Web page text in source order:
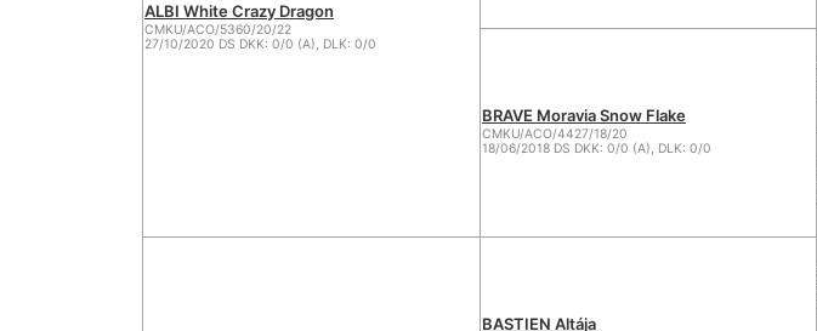
ALBI White Crazy Dragon
CMKU/ACO/5360/20/22
27/10/2020 DS DKK: 0/0 (A), DLK: 0/0
BRAVE Moravia Snow Flake
CMKU/ACO/4427/18/20
18/06/2018 DS DKK: 0/0 (A), DLK: 0/0
BASTIEN Altája